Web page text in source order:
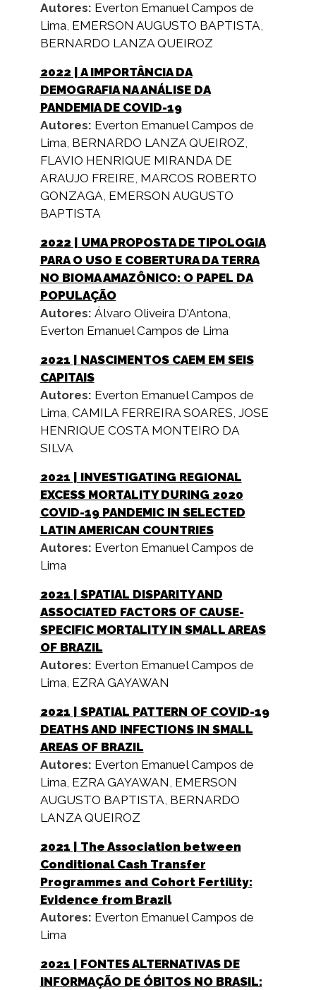
Autores: Everton Emanuel Campos de
Lima, EMERSON AUGUSTO BAPTISTA,
BERNARDO LANZA QUEIROZ
2022 | A IMPORTÂNCIA DA
DEMOGRAFIA NA ANÁLISE DA
PANDEMIA DE COVID-19
Autores: Everton Emanuel Campos de
Lima, BERNARDO LANZA QUEIROZ,
FLAVIO HENRIQUE MIRANDA DE
ARAUJO FREIRE, MARCOS ROBERTO
GONZAGA, EMERSON AUGUSTO
BAPTISTA
2022 | UMA PROPOSTA DE TIPOLOGIA
PARA O USO E COBERTURA DA TERRA
NO BIOMA AMAZÔNICO: O PAPEL DA
POPULAÇÃO
Autores: Álvaro Oliveira D'Antona,
Everton Emanuel Campos de Lima
2021 | NASCIMENTOS CAEM EM SEIS
CAPITAIS
Autores: Everton Emanuel Campos de
Lima, CAMILA FERREIRA SOARES, JOSE
HENRIQUE COSTA MONTEIRO DA
SILVA
2021 | INVESTIGATING REGIONAL
EXCESS MORTALITY DURING 2020
COVID-19 PANDEMIC IN SELECTED
LATIN AMERICAN COUNTRIES
Autores: Everton Emanuel Campos de
Lima
2021 | SPATIAL DISPARITY AND
ASSOCIATED FACTORS OF CAUSE-
SPECIFIC MORTALITY IN SMALL AREAS
OF BRAZIL
Autores: Everton Emanuel Campos de
Lima, EZRA GAYAWAN
2021 | SPATIAL PATTERN OF COVID-19
DEATHS AND INFECTIONS IN SMALL
AREAS OF BRAZIL
Autores: Everton Emanuel Campos de
Lima, EZRA GAYAWAN, EMERSON
AUGUSTO BAPTISTA, BERNARDO
LANZA QUEIROZ
2021 | The Association between
Conditional Cash Transfer
Programmes and Cohort Fertility:
Evidence from Brazil
Autores: Everton Emanuel Campos de
Lima
2021 | FONTES ALTERNATIVAS DE
INFORMAÇÃO DE ÓBITOS NO BRASIL: